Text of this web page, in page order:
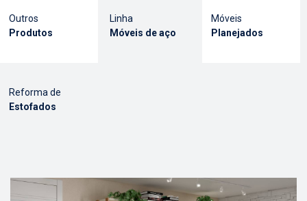
Outros
Produtos
Linha
Móveis de aço
Móveis
Planejados
Reforma de
Estofados